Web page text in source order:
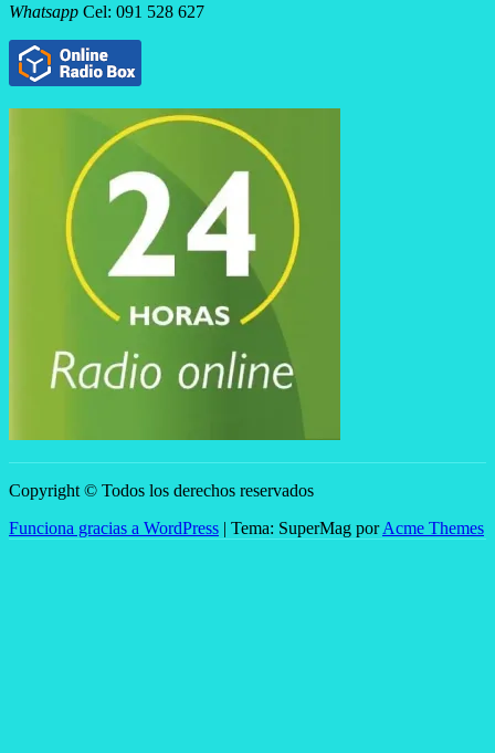
Whatsapp Cel: 091 528 627
Copyright © Todos los derechos reservados
Funciona gracias a WordPress | Tema: SuperMag porAcme Themes